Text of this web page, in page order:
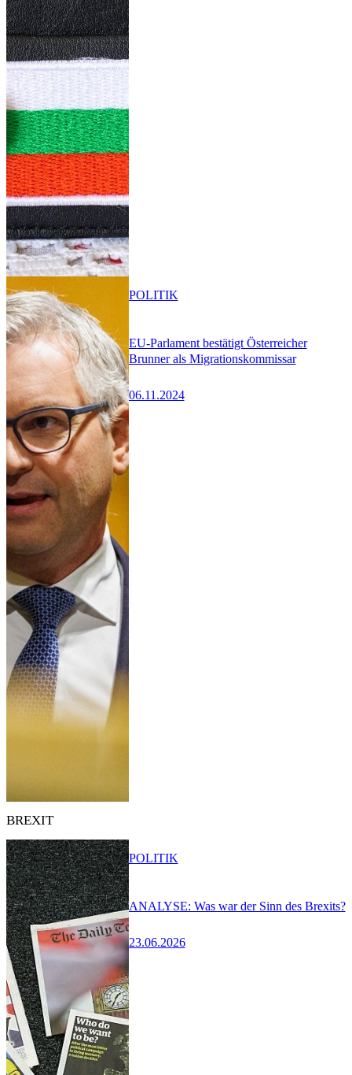
EU-Parlament bestätigt Österreicher
Brunner als Migrationskommissar
06.11.2024
POLITIK
BREXIT
ANALYSE: Was war der Sinn des Brexits?
23.06.2026
POLITIK